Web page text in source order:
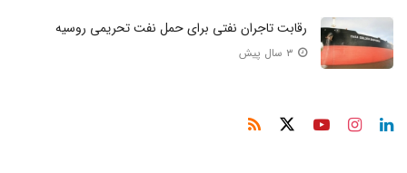
رقابت تاجران نفتی برای حمل نفت تحریمی روسیه